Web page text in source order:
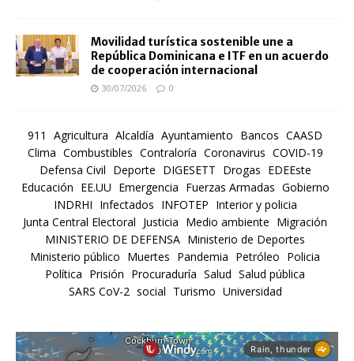
Movilidad turística sostenible une a
República Dominicana e ITF en un acuerdo
de cooperación internacional
30/07/2026 0
911 Agricultura Alcaldía Ayuntamiento Bancos CAASD
Clima Combustibles Contraloría Coronavirus COVID-19
Defensa Civil Deporte DIGESETT Drogas EDEEste
Educación EE.UU Emergencia Fuerzas Armadas Gobierno
INDRHI Infectados INFOTEP Interior y policia
Junta Central Electoral Justicia Medio ambiente Migración
MINISTERIO DE DEFENSA Ministerio de Deportes
Ministerio público Muertes Pandemia Petróleo Policia
Política Prisión Procuraduría Salud Salud pública
SARS CoV-2 social Turismo Universidad